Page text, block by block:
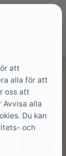
från
att
alla för att
oss att
alla
Du kan
och